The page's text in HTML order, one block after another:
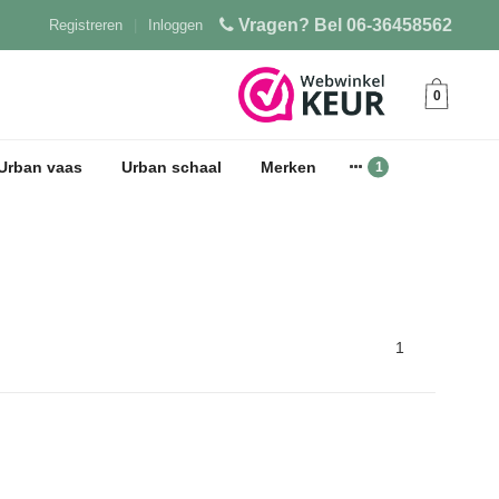
Vragen? Bel 06-36458562
Inloggen
Registreren
0
vaas Urban schaal Merken
1